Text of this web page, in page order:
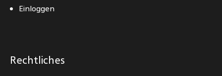
Einloggen
Rechtliches